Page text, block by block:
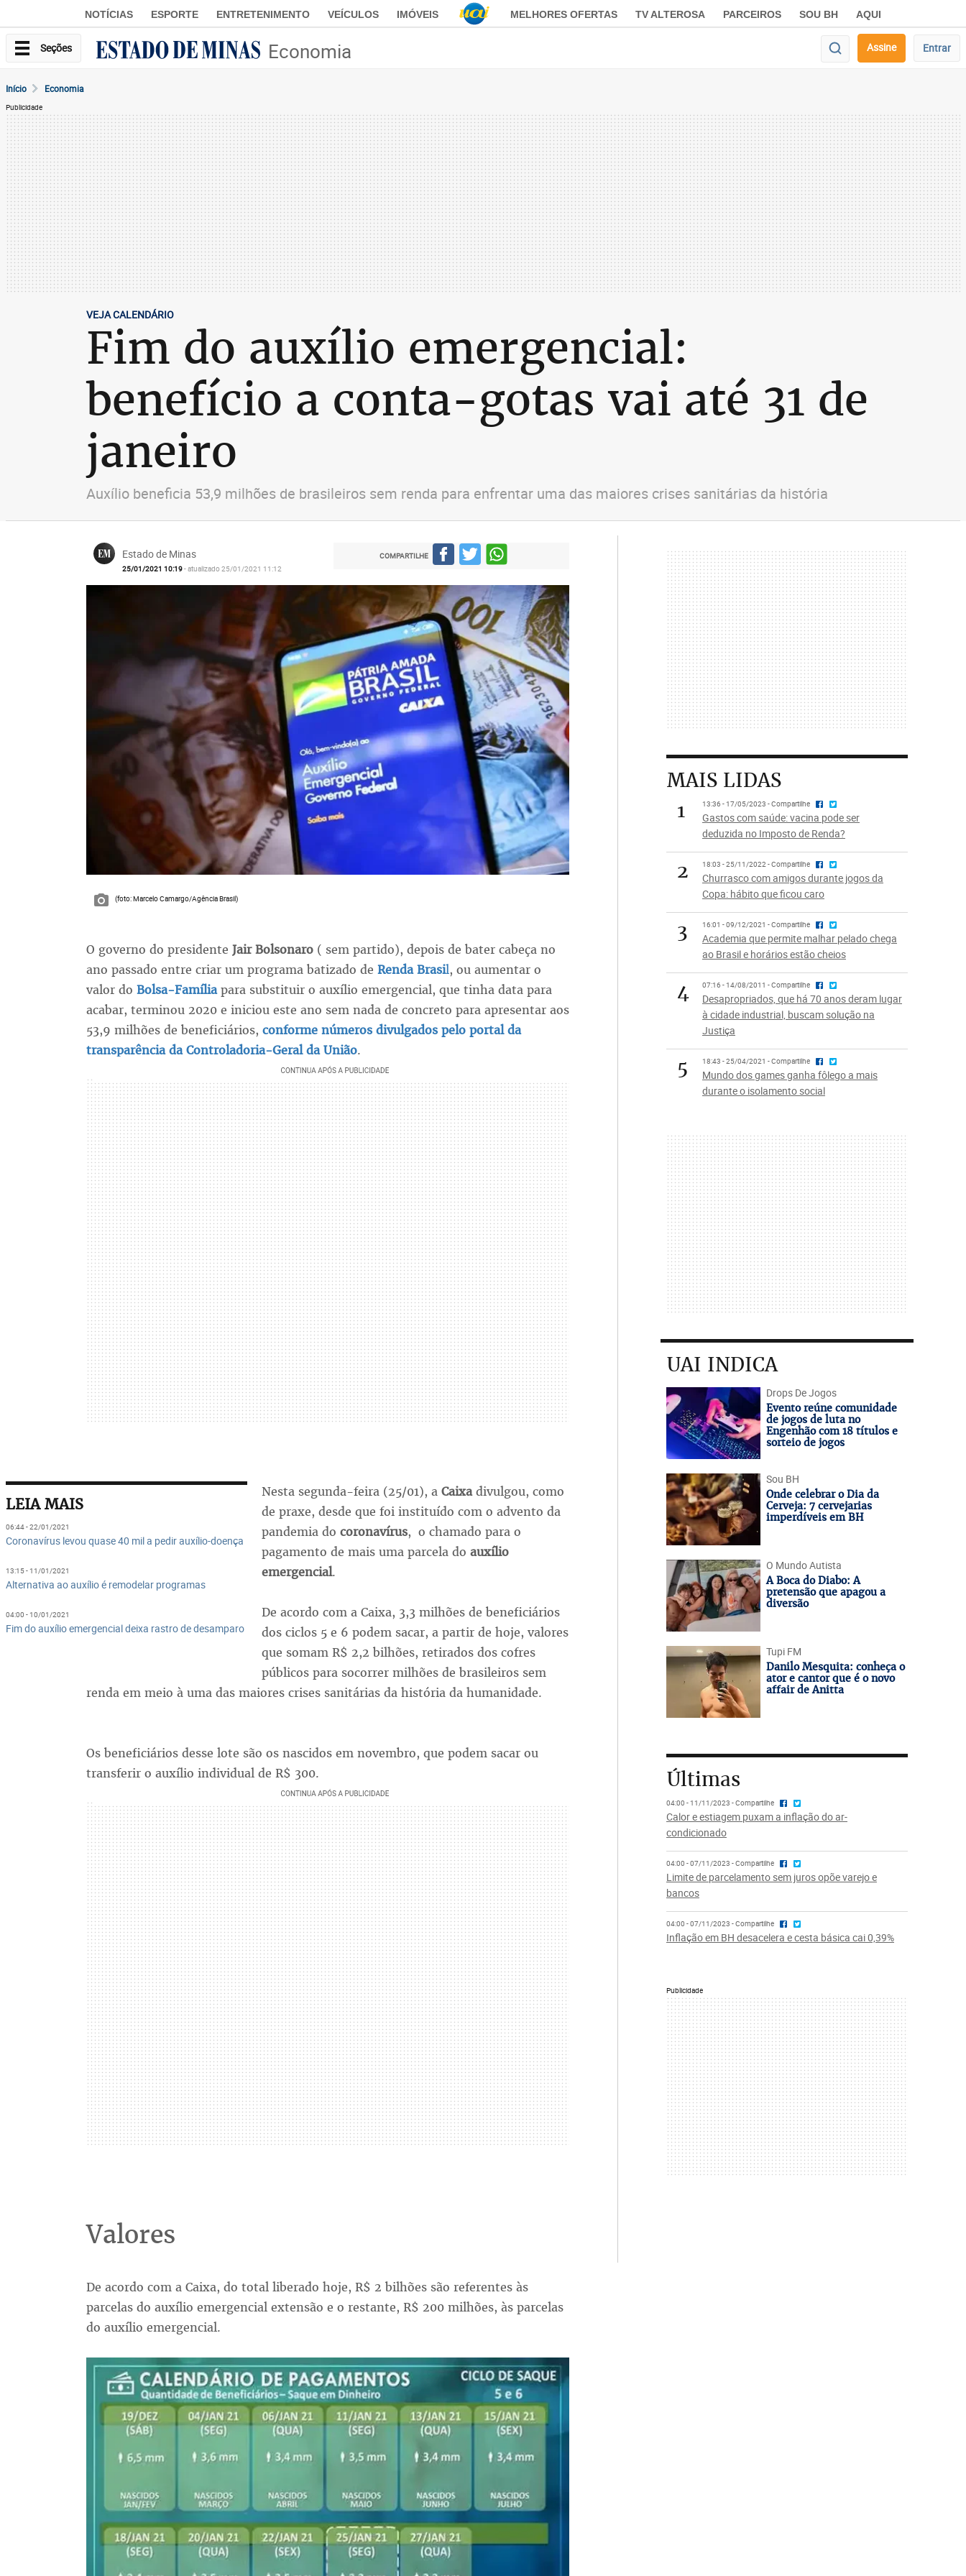
NOTÍCIAS ESPORTE ENTRETENIMENTO VEÍCULOS IMÓVEIS MELHORES OFERTAS TV ALTEROSA PARCEIROS SOU BH AQUI
Seções Economia Assine Entrar
Início Economia
Publicidade
VEJA CALENDÁRIO
Fim do auxílio emergencial:
benefício a conta-gotas vai até 31 de
janeiro
Auxílio beneficia 53,9 milhões de brasileiros sem renda para enfrentar uma das maiores crises sanitárias da história
Estado de Minas
25/01/2021 10:19- atualizado 25/01/2021 11:12
COMPARTILHE
(foto: Marcelo Camargo/Agência Brasil)
O governo do presidente Jair Bolsonaro ( sem partido), depois de bater cabeça no
ano passado entre criar um programa batizado de Renda Brasil, ou aumentar o
valor do Bolsa-Famíliapara substituir o auxílio emergencial, que tinha data para
acabar, terminou 2020 e iniciou este ano sem nada de concreto para apresentar aos
53,9 milhões de beneficiários, conforme números divulgados pelo portal da
transparência da Controladoria-Geral da União.
LEIA MAIS
06:44 - 22/01/2021
Coronavírus levou quase 40 mil a pedir auxílio-doença
13:15 - 11/01/2021
Alternativa ao auxílio é remodelar programas
04:00 - 10/01/2021
Fim do auxílio emergencial deixa rastro de desamparo
Nesta segunda-feira (25/01), a Caixadivulgou, como
de praxe, desde que foi instituído com o advento da
pandemia do coronavírus, o chamado para o
pagamento de mais uma parcela do auxílio
emergencial.
De acordo com a Caixa, 3,3 milhões de beneficiários
dos ciclos 5 e 6 podem sacar, a partir de hoje, valores
que somam R$ 2,2 bilhões, retirados dos cofres
públicos para socorrer milhões de brasileiros sem
renda em meio à uma das maiores crises sanitárias da história da humanidade.
Os beneficiários desse lote são os nascidos em novembro, que podem sacar ou
transferir o auxílio individual de R$ 300.
Valores
De acordo com a Caixa, do total liberado hoje, R$ 2 bilhões são referentes às
parcelas do auxílio emergencial extensão e o restante, R$ 200 milhões, às parcelas
do auxílio emergencial.
MAIS LIDAS
1
13:36 - 17/05/2023 - Compartilhe
Gastos com saúde: vacina pode ser
deduzida no Imposto de Renda?
2 18:03 - 25/11/2022 - Compartilhe
Churrasco com amigos durante jogos da
Copa: hábito que ficou caro
3 16:01 - 09/12/2021 - Compartilhe
Academia que permite malhar pelado chega
ao Brasil e horários estão cheios
4 07:16 - 14/08/2011 - Compartilhe
Desapropriados, que há 70 anos deram lugar
à cidade industrial, buscam solução na
Justiça
5 18:43 - 25/04/2021 - Compartilhe
Mundo dos games ganha fôlego a mais
durante o isolamento social
UAI INDICA
Drops De Jogos
Evento reúne comunidade
de jogos de luta no
Engenhão com 18 títulos e
sorteio de jogos
Sou BH
Onde celebrar o Dia da
Cerveja: 7 cervejarias
imperdíveis em BH
O Mundo Autista
A Boca do Diabo: A
pretensão que apagou a
diversão
Tupi FM
Danilo Mesquita: conheça o
ator e cantor que é o novo
affair de Anitta
Últimas
04:00 - 11/11/2023 - Compartilhe
Calor e estiagem puxam a inflação do ar-
condicionado
04:00 - 07/11/2023 - Compartilhe
Limite de parcelamento sem juros opõe varejo e
bancos
04:00 - 07/11/2023 - Compartilhe
Inflação em BH desacelera e cesta básica cai 0,39%
Publicidade